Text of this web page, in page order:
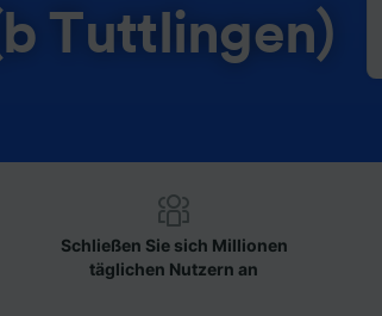
Tuttlingen)
Schließen Sie sich Millionen
täglichen Nutzern an